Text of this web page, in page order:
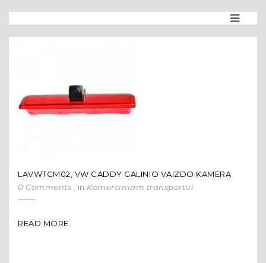
LAVWTCM02, VW CADDY GALINIO VAIZDO KAMERA
0 Comments
, in Komerciniam transportui
READ MORE